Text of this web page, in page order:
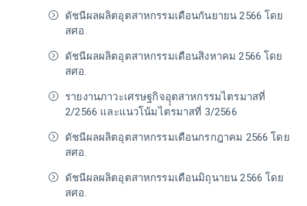
ดัชนีผลผลิตอุตสาหกรรมเดือนกันยายน 2566 โดย
สศอ.
ดัชนีผลผลิตอุตสาหกรรมเดือนสิงหาคม 2566 โดย
สศอ.
รายงานภาวะเศรษฐกิจอุุตสาหกรรมไตรมาสที่
2/2566 และแนวโน้มไตรมาสที่ 3/2566
ดัชนีผลผลิตอุตสาหกรรมเดือนกรกฎาคม 2566 โดย
สศอ.
ดัชนีผลผลิตอุตสาหกรรมเดือนมิถุนายน 2566 โดย
สศอ.